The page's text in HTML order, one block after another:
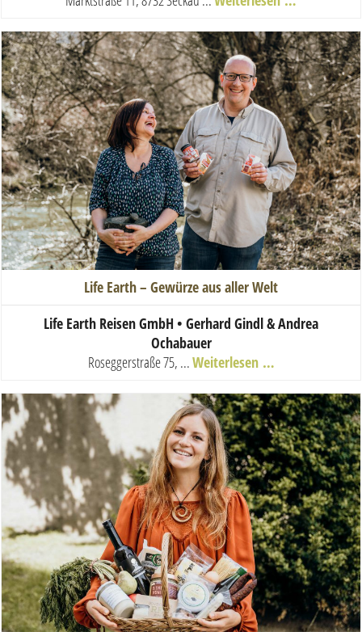
Life Earth – Gewürze aus aller Welt
Life Earth Reisen GmbH • Gerhard Gindl & Andrea
Ochabauer
Roseggerstraße 75, ...Weiterlesen …